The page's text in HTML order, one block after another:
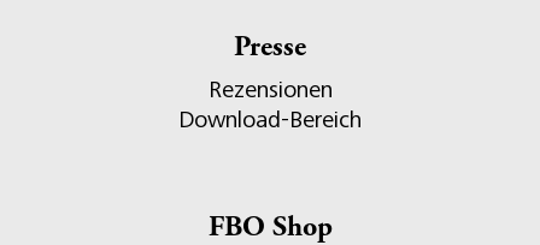
Presse
Rezensionen
Download-Bereich
FBO Shop